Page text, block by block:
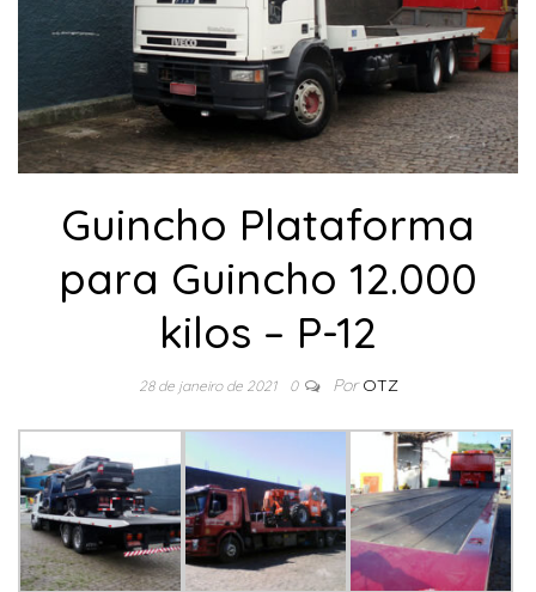
Guincho Plataforma
para Guincho 12.000
kilos – P-12
28 de janeiro de 2021 0 Por OTZ